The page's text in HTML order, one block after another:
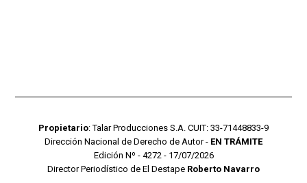
Propietario: Talar Producciones S.A. CUIT: 33-71448833-9
Dirección Nacional de Derecho de Autor - EN TRÁMITE
Edición Nº - 4272 - 17/07/2026
Director Periodístico de El Destape Roberto Navarro